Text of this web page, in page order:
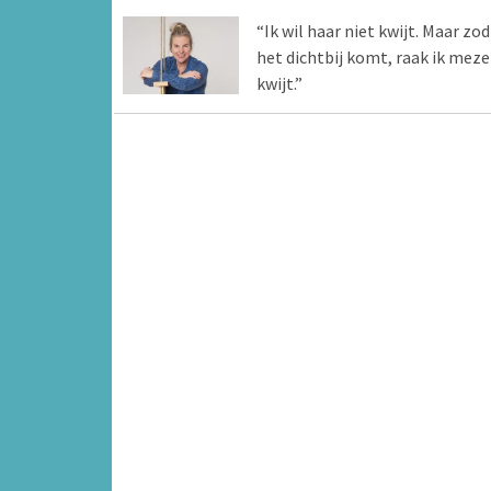
“Ik wil haar niet kwijt. Maar
het dichtbij komt, raak ik
kwijt.”